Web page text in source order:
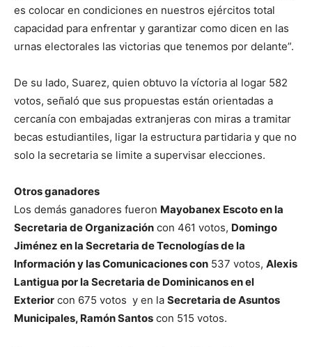
es colocar en condiciones en nuestros ejércitos total
capacidad para enfrentar y garantizar como dicen en las
urnas electorales las victorias que tenemos por delante”.
De su lado, Suarez, quien obtuvo la víctoria al logar 582
votos, señaló que sus propuestas están orientadas a
cercanía con embajadas extranjeras con miras a tramitar
becas estudiantiles, ligar la estructura partidaria y que no
solo la secretaria se limite a supervisar elecciones.
Otros ganadores
Los demás ganadores fueron Mayobanex Escoto en la
Secretaria de Organización con 461 votos, Domingo
Jiménez en la Secretaria de Tecnologías de la
Información y las Comunicaciones con 537 votos, Alexis
Lantigua por la Secretaria de Dominicanos en el
Exterior con 675 votos y en la Secretaria de Asuntos
Municipales, Ramón Santos con 515 votos.